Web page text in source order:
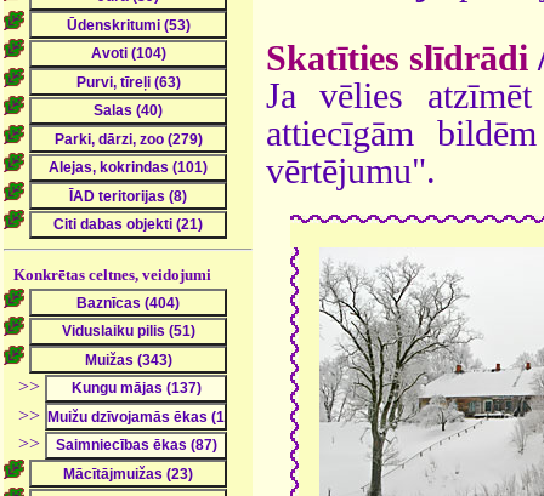
Konkrētas celtnes, veidojumi
>>
>>
>>
Skatīties slīdrādi
Ja vēlies
attiecīgām
vērtējumu".